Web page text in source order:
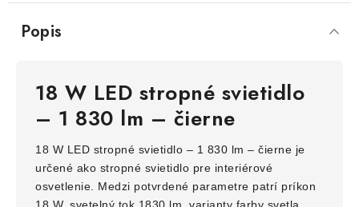
Popis
18 W LED stropné svietidlo
– 1 830 lm – čierne
18 W LED stropné svietidlo – 1 830 lm – čierne je
určené ako stropné svietidlo pre interiérové
osvetlenie. Medzi potvrdené parametre patrí príkon